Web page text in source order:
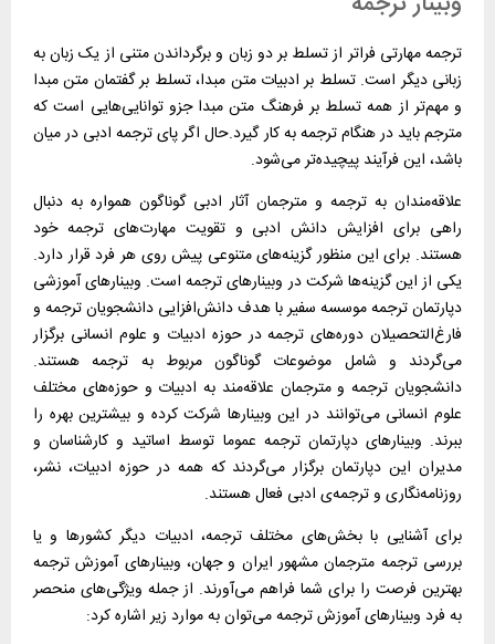
ترجمه مهارتی فراتر از تسلط بر دو زبان و برگرداندن متنی از یک زبان به
زبانی دیگر است. تسلط بر ادبیات متن مبدا، تسلط بر گفتمان متن مبدا
و مهم‌تر از همه تسلط بر فرهنگ متن مبدا جزو توانایی‌هایی است که
مترجم باید در هنگام ترجمه به کار گیرد.حال اگر پای ترجمه ادبی در میان
باشد، این فرآیند پیچیده‌تر می‌شود.
علاقه‌مندان به ترجمه و مترجمان آثار ادبی گوناگون همواره به دنبال
راهی برای افزایش دانش ادبی و تقویت مهارت‌های ترجمه خود
هستند. برای این منظور گزینه‌های متنوعی پیش روی هر فرد قرار دارد.
یکی از این گزینه‌ها شرکت در وبینارهای ترجمه است. وبینارهای آموزشی
دپارتمان ترجمه‌ موسسه‌ سفیر با هدف دانش‌افزایی دانشجویان ترجمه و
فارغ‌التحصیلان دوره‌های ترجمه در حوزه‌ ادبیات و علوم انسانی برگزار
می‌گردند و شامل موضوعات گوناگون مربوط به ترجمه هستند.
دانشجویان ترجمه و مترجمان علاقه‌مند به ادبیات و حوزه‌های مختلف
علوم انسانی می‌توانند در این وبینارها شرکت کرده و بیشترین بهره را
ببرند. وبینارهای دپارتمان ترجمه عموما توسط اساتید و کارشناسان و
مدیران این دپارتمان برگزار می‌گردند که همه در حوزه‌ ادبیات، نشر،
روزنامه‌نگاری و ترجمه‌ی ادبی فعال هستند.
برای آشنایی با بخش‌های مختلف ترجمه، ادبیات دیگر کشورها و یا
بررسی ترجمه مترجمان مشهور ایران و جهان، وبینارهای آموزش ترجمه
بهترین فرصت را برای شما فراهم می‌آورند. از جمله ویژگی‌های منحصر
به فرد وبینارهای آموزش ترجمه می‌توان به موارد زیر اشاره کرد: